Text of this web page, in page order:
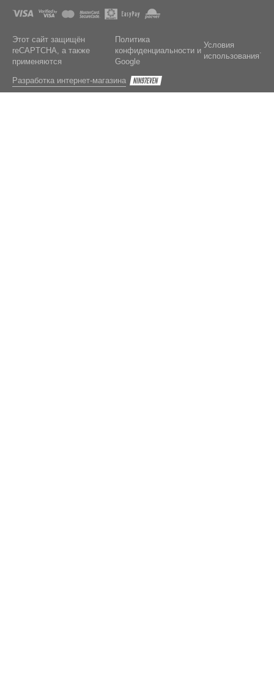
Этот сайт защищён
reCAPTCHA, а также
применяются
Политика
конфиденциальности
Google
и
Условия
использования
.
Разработка интернет-магазина